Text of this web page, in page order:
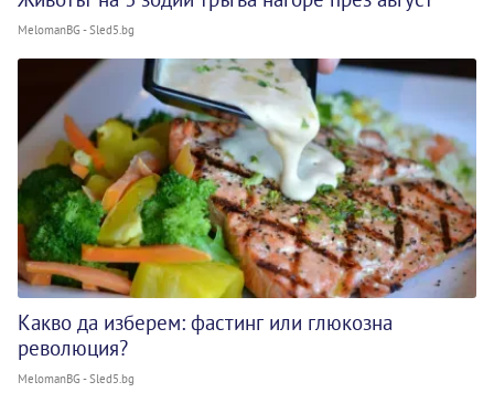
MelomanBG - Sled5.bg
Какво да изберем: фастинг или глюкозна
революция?
MelomanBG - Sled5.bg